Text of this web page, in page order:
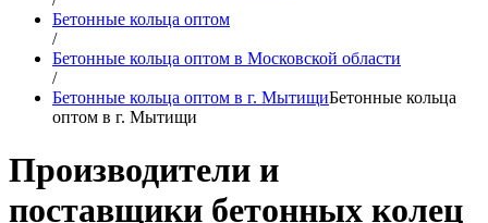
Бетонные кольца оптом
/
Бетонные кольца оптом в Московской области
/
Бетонные кольца оптом в г. МытищиБетонные кольца
оптом в г. Мытищи
Производители и
поставщики бетонных колец